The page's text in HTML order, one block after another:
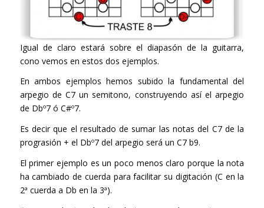
Igual de claro estará sobre el diapasón de la guitarra,
cono vemos en estos dos ejemplos.
En ambos ejemplos hemos subido la fundamental del
arpegio de C7 un semitono, construyendo así el arpegio
de Dbº7 ó C#º7.
Es decir que el resultado de sumar las notas del C7 de la
prograsión + el Dbº7 del arpegio será un C7 b9.
El primer ejemplo es un poco menos claro porque la nota
ha cambiado de cuerda para facilitar su digitación (C en la
2ª cuerda a Db en la 3ª).